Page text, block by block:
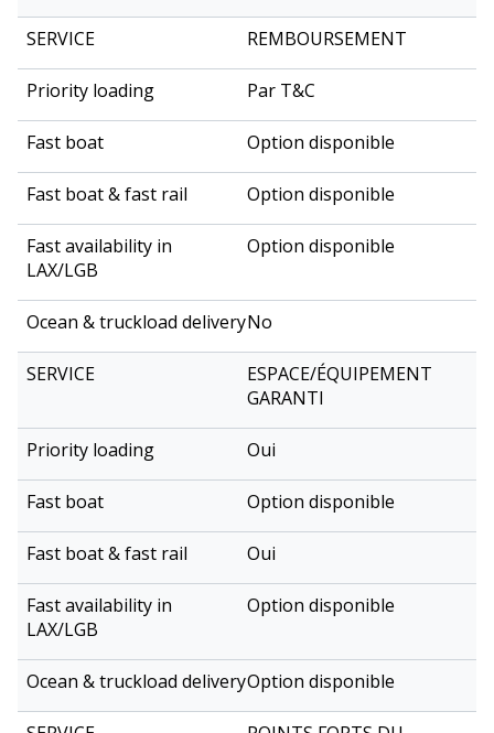
REMBOURSEMENT
Par T&C
Option disponible
Option disponible
Option disponible
No
ESPACE/ÉQUIPEMENT
GARANTI
Oui
Option disponible
Oui
Option disponible
Option disponible